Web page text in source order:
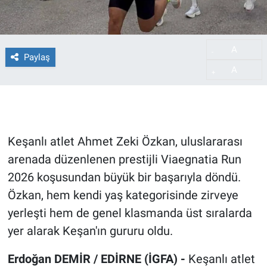
Paylaş
Keşanlı atlet Ahmet Zeki Özkan, uluslararası
arenada düzenlenen prestijli Viaegnatia Run
2026 koşusundan büyük bir başarıyla döndü.
Özkan, hem kendi yaş kategorisinde zirveye
yerleşti hem de genel klasmanda üst sıralarda
yer alarak Keşan'ın gururu oldu.
Erdoğan DEMİR / EDİRNE (İGFA) - Keşanlı atlet